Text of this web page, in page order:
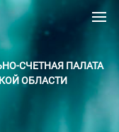
СЧЕТНАЯ ПАЛАТА
ОБЛАСТИ